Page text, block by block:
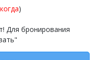
)
Для бронирования